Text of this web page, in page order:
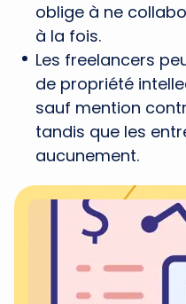
oblige à ne
à la fois.
Les freelancers
de propriété
sauf mention
tandis que les
aucunement.